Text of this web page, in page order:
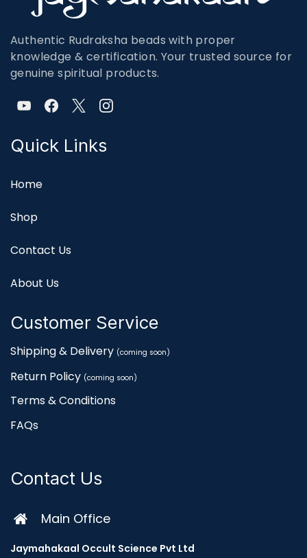
Authentic Rudraksha beads with proper
knowledge & certification. Your trusted source for
genuine spiritual products.
Quick Links
Home
Shop
Contact Us
About Us
Customer Service
Shipping & Delivery (coming soon)
Return Policy (coming soon)
Terms & Conditions
FAQs
Contact Us
Main Office
Jaymahakaal Occult Science Pvt Ltd